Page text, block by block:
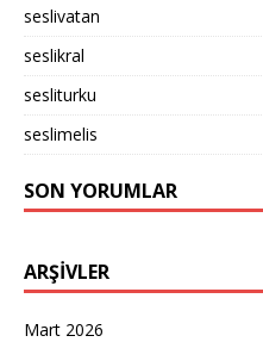
seslivatan
seslikral
sesliturku
seslimelis
SON YORUMLAR
ARŞIVLER
Mart 2026